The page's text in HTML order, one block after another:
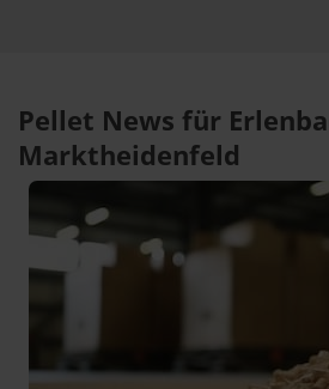
Pellet News für
Marktheidenfeld